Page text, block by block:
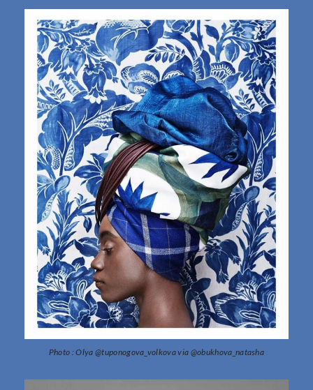
Photo : Olya @tuponogova_volkova via @obukhova_natasha